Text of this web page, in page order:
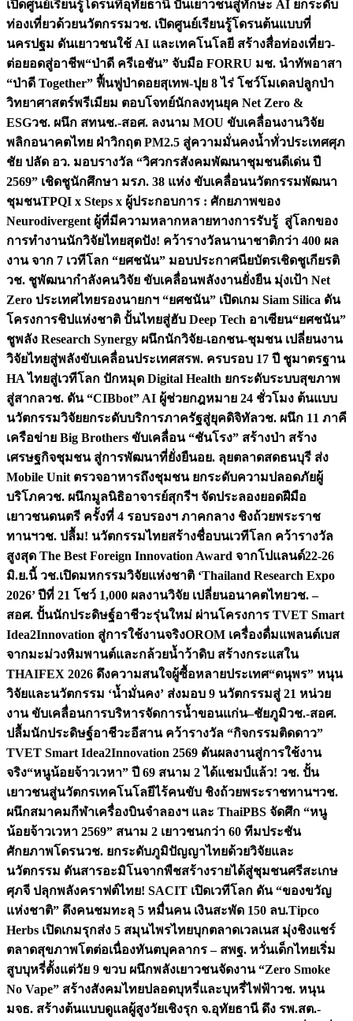
เปิดศูนย์เรียนรู้โดรนที่อุทัยธานี ปั้นเยาวชนสู่ทักษะ AI ยกระดับ
ท่องเที่ยวด้วยนวัตกรรมวช. เปิดศูนย์เรียนรู้โดรนต้นแบบที่
นครปฐม ดันเยาวชนใช้ AI และเทคโนโลยี สร้างสื่อท่องเที่ยว-
ต่อยอดสู่อาชีพ“ป่าดี ครีเอชัน” จับมือ FORRU มช. นำทัพอาสา
“ป่าดี Together” ฟื้นฟูป่าดอยสุเทพ-ปุย 8 ไร่ โชว์โมเดลปลูกป่า
วิทยาศาสตร์พรีเมียม ตอบโจทย์นักลงทุนยุค Net Zero &
ESGวช. ผนึก สทนช.-สอศ. ลงนาม MOU ขับเคลื่อนงานวิจัย
พลิกอนาคตไทย ฝ่าวิกฤต PM2.5 สู่ความมั่นคงน้ำทั่วประเทศศุภ
ชัย ปลัด อว. มอบรางวัล “วิศวกรสังคมพัฒนาชุมชนดีเด่น ปี
2569” เชิดชูนักศึกษา มรภ. 38 แห่ง ขับเคลื่อนนวัตกรรมพัฒนา
ชุมชนTPQI x Steps x ผู้ประกอบการ : ศักยภาพของ
Neurodivergent ผู้ที่มีความหลากหลายทางการรับรู้ สู่โลกของ
การทำงานนักวิจัยไทยสุดปัง! คว้ารางวัลนานาชาติกว่า 400 ผล
งาน จาก 7 เวทีโลก “ยศชนัน” มอบประกาศนียบัตรเชิดชูเกียรติ
วช. ชูพัฒนากำลังคนวิจัย ขับเคลื่อนพลังงานยั่งยืน มุ่งเป้า Net
Zero ประเทศไทยรองนายกฯ “ยศชนัน” เปิดเกม Siam Silica ดัน
โครงการชิปแห่งชาติ ปั้นไทยสู่ฮับ Deep Tech อาเซียน“ยศชนัน”
ชูพลัง Research Synergy ผนึกนักวิจัย-เอกชน-ชุมชน เปลี่ยนงาน
วิจัยไทยสู่พลังขับเคลื่อนประเทศสรพ. ครบรอบ 17 ปี ชูมาตรฐาน
HA ไทยสู่เวทีโลก ปักหมุด Digital Health ยกระดับระบบสุขภาพ
สู่สากลวช. ดัน “CIBbot” AI ผู้ช่วยกฎหมาย 24 ชั่วโมง ต้นแบบ
นวัตกรรมวิจัยยกระดับบริการภาครัฐสู่ยุคดิจิทัลวช. ผนึก 11 ภาคี
เครือข่าย Big Brothers ขับเคลื่อน “ชันโรง” สร้างป่า สร้าง
เศรษฐกิจชุมชน สู่การพัฒนาที่ยั่งยืนอย. ลุยตลาดสดธนบุรี ส่ง
Mobile Unit ตรวจอาหารถึงชุมชน ยกระดับความปลอดภัยผู้
บริโภควช. ผนึกมูลนิธิอาจารย์สุกรีฯ จัดประลองยอดฝีมือ
เยาวชนดนตรี ครั้งที่ 4 รอบรองฯ ภาคกลาง ชิงถ้วยพระราช
ทานฯวช. ปลื้ม! นวัตกรรมไทยสร้างชื่อบนเวทีโลก คว้ารางวัล
สูงสุด The Best Foreign Innovation Award จากโปแลนด์22-26
มิ.ย.นี้ วช.เปิดมหกรรมวิจัยแห่งชาติ ‘Thailand Research Expo
2026’ ปีที่ 21 โชว์ 1,000 ผลงานวิจัย เปลี่ยนอนาคตไทยวช. –
สอศ. ปั้นนักประดิษฐ์อาชีวะรุ่นใหม่ ผ่านโครงการ TVET Smart
Idea2Innovation สู่การใช้งานจริงOROM เครื่องดื่มแพลนต์เบส
จากมะม่วงหิมพานต์และกล้วยน้ำว้าดิบ สร้างกระแสใน
THAIFEX 2026 ดึงความสนใจผู้ซื้อหลายประเทศ“ดนุพร” หนุน
วิจัยและนวัตกรรม ‘น้ำมั่นคง’ ส่งมอบ 9 นวัตกรรมสู่ 21 หน่วย
งาน ขับเคลื่อนการบริหารจัดการน้ำขอนแก่น–ชัยภูมิวช.-สอศ.
ปลื้มนักประดิษฐ์อาชีวะอีสาน คว้ารางวัล “กิจกรรมติดดาว”
TVET Smart Idea2Innovation 2569 ดันผลงานสู่การใช้งาน
จริง“หนูน้อยจ้าวเวหา” ปี 69 สนาม 2 ได้แชมป์แล้ว! วช. ปั้น
เยาวชนสู่นวัตกรเทคโนโลยีไร้คนขับ ชิงถ้วยพระราชทานฯวช.
ผนึกสมาคมกีฬาเครื่องบินจำลองฯ และ ThaiPBS จัดศึก “หนู
น้อยจ้าวเวหา 2569” สนาม 2 เยาวชนกว่า 60 ทีมประชัน
ศักยภาพโดรนวช. ยกระดับภูมิปัญญาไทยด้วยวิจัยและ
นวัตกรรม ดันสารอะมิโนจากพืชสร้างรายได้สู่ชุมชนศรีสะเกษ
ศุภจี ปลุกพลังคราฟต์ไทย! SACIT เปิดเวทีโลก ดัน “ของขวัญ
แห่งชาติ” ดึงคนชมทะลุ 5 หมื่นคน เงินสะพัด 150 ลบ.Tipco
Herbs เปิดเกมรุกส่ง 5 สมุนไพรไทยบุกตลาดเวลเนส มุ่งชิงแชร์
ตลาดสุขภาพโตต่อเนื่องทันตบุคลากร – สพฐ. หวั่นเด็กไทยเริ่ม
สูบบุหรี่ตั้งแต่วัย 9 ขวบ ผนึกพลังเยาวชนจัดงาน “Zero Smoke
No Vape” สร้างสังคมไทยปลอดบุหรี่และบุหรี่ไฟฟ้าวช. หนุน
มจธ. สร้างต้นแบบดูแลผู้สูงวัยเชิงรุก จ.อุทัยธานี ดึง รพ.สต.-